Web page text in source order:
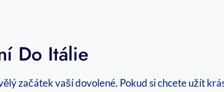
Do Itálie
začátek vaší dovolené. Pokud si chcete užít